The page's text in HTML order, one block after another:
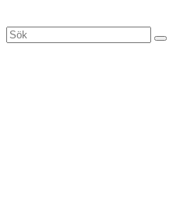
till
innehåll
Sök
efter:
Sök